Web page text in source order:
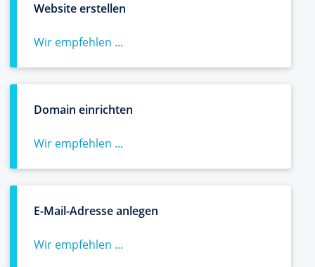
Website erstellen
Wir empfehlen ...
Domain einrichten
Wir empfehlen ...
E-Mail-Adresse anlegen
Wir empfehlen ...